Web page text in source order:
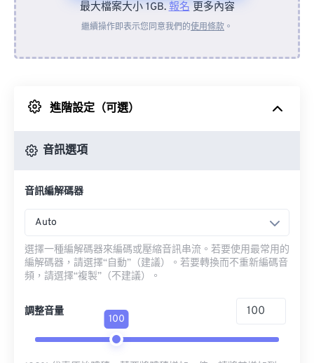
來自裝置
來自 Google 雲端硬碟
最大檔案大小 1GB.報名更多內容
繼續操作即表示您同意我們的使用條款 。
進階設定（可選）
音訊選項
音訊編解碼器
Auto
選擇一種編解碼器來編碼或壓縮音訊串流。若要使用最常用的
編解碼器，請選擇“自動”（建議）。若要轉換而不重新編碼音
頻，請選擇“複製”（不建議）。
調整音量
100